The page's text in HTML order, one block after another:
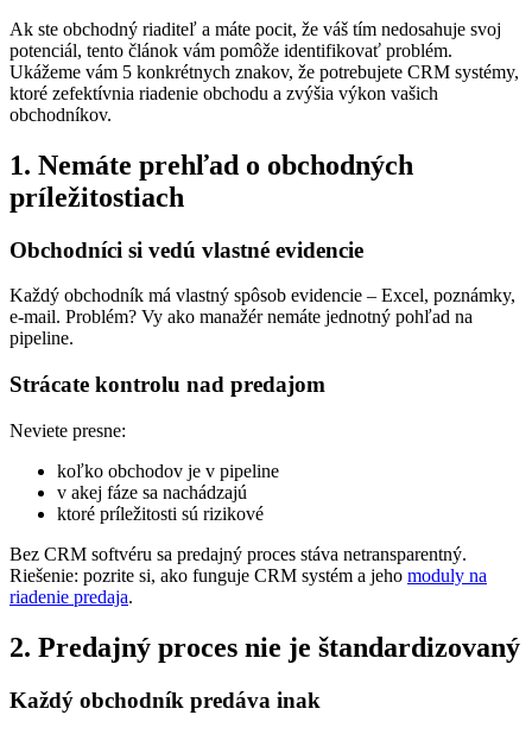
Ak ste obchodný riaditeľ a máte pocit, že váš tím nedosahuje svoj
potenciál, tento článok vám pomôže identifikovať problém.
Ukážeme vám 5 konkrétnych znakov, že potrebujete CRM systémy,
ktoré zefektívnia riadenie obchodu a zvýšia výkon vašich
obchodníkov.
1. Nemáte prehľad o obchodných
príležitostiach
Obchodníci si vedú vlastné evidencie
Každý obchodník má vlastný spôsob evidencie – Excel, poznámky,
e-mail. Problém? Vy ako manažér nemáte jednotný pohľad na
pipeline.
Strácate kontrolu nad predajom
Neviete presne:
koľko obchodov je v pipeline
v akej fáze sa nachádzajú
ktoré príležitosti sú rizikové
Bez CRM softvéru sa predajný proces stáva netransparentný.
Riešenie: pozrite si, ako funguje CRM systém a jeho moduly na
riadenie predaja.
2. Predajný proces nie je štandardizovaný
Každý obchodník predáva inak